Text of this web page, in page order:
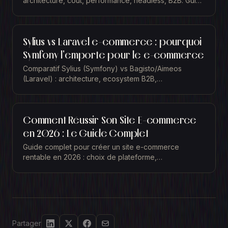
Sylius vs Laravel e-commerce : pourquoi
Symfony l'emporte pour le e-commerce
Comparatif Sylius (Symfony) vs Bagisto/Aimeos
(Laravel) : architecture, ecosystem B2B,
Comment Réussir Son Site E-commerce
en 2026 : Le Guide Complet
Guide complet pour créer un site e-commerce
rentable en 2026 : choix de plateforme,
Partager